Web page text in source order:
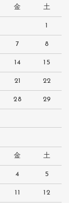
金 土
1
7 8
14 15
21 22
28 29
金 土
4 5
11 12